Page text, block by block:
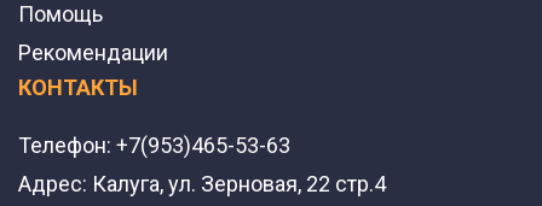
Помощь
Рекомендации
КОНТАКТЫ
Телефон: +7(953)465-53-63
Адрес: Калуга, ул. Зерновая, 22 стр.4